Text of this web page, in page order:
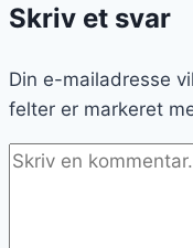
der
Skriv et svar
Din e-mailadresse
felter er markeret